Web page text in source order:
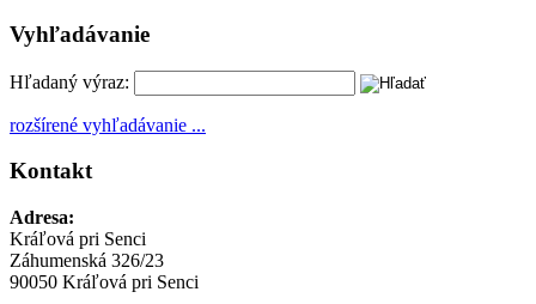
Vyhľadávanie
Hľadaný výraz:
rozšírené vyhľadávanie ...
Kontakt
Adresa:
Kráľová pri Senci
Záhumenská 326/23
90050 Kráľová pri Senci